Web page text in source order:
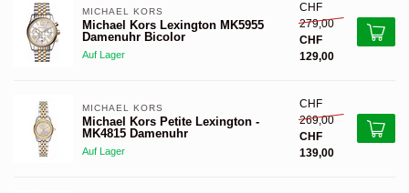
MICHAEL KORS
Michael Kors Lexington MK5955
Damenuhr Bicolor
Auf Lager
CHF
279,00
CHF
129,00
MICHAEL KORS
Michael Kors Petite Lexington -
MK4815 Damenuhr
Auf Lager
CHF
269,00
CHF
139,00